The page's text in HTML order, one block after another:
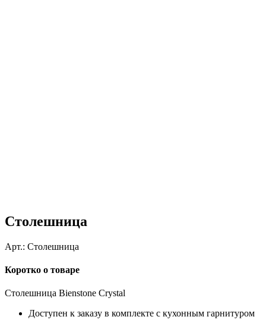
Столешница
Арт.: Столешница
Коротко о товаре
Столешница Bienstone Crystal
Доступен к заказу в комплекте с кухонным гарнитуром